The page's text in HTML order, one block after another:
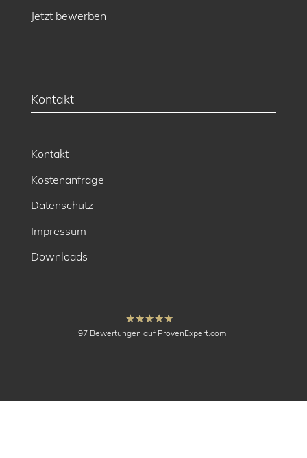
Jetzt bewerben
Kontakt
Kontakt
Kostenanfrage
Datenschutz
Impressum
Downloads
Vermessung,
hat4.91
von5
97Bewertungen auf ProvenExpert.com